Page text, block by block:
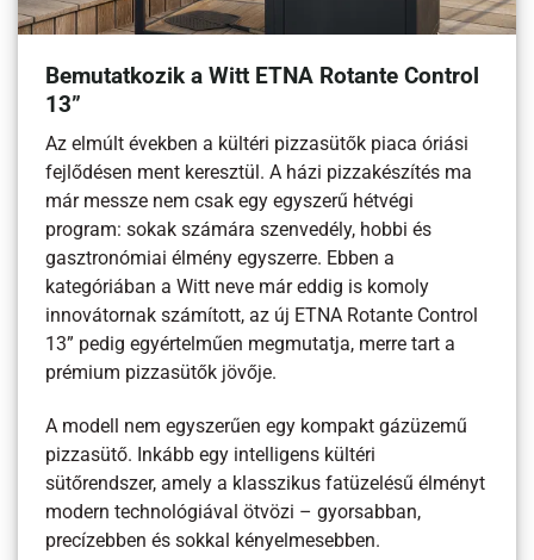
Bemutatkozik a Witt ETNA Rotante Control
13”
Az elmúlt években a kültéri pizzasütők piaca óriási
fejlődésen ment keresztül. A házi pizzakészítés ma
már messze nem csak egy egyszerű hétvégi
program: sokak számára szenvedély, hobbi és
gasztronómiai élmény egyszerre. Ebben a
kategóriában a Witt neve már eddig is komoly
innovátornak számított, az új ETNA Rotante Control
13” pedig egyértelműen megmutatja, merre tart a
prémium pizzasütők jövője.
A modell nem egyszerűen egy kompakt gázüzemű
pizzasütő. Inkább egy intelligens kültéri
sütőrendszer, amely a klasszikus fatüzelésű élményt
modern technológiával ötvözi – gyorsabban,
precízebben és sokkal kényelmesebben.